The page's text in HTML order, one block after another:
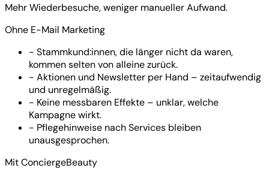
Mehr Wiederbesuche, weniger manueller Aufwand.
Ohne E-Mail Marketing
- Stammkund:innen, die länger nicht da waren,
kommen selten von alleine zurück.
- Aktionen und Newsletter per Hand – zeitaufwendig
und unregelmäßig.
- Keine messbaren Effekte – unklar, welche
Kampagne wirkt.
- Pflegehinweise nach Services bleiben
unausgesprochen.
Mit ConciergeBeauty